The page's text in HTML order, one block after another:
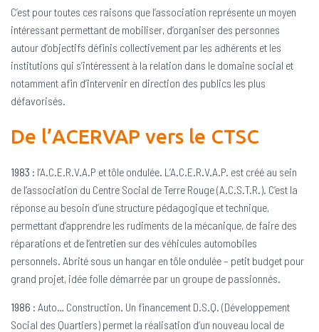
C’est pour toutes ces raisons que l’association représente un moyen
intéressant permettant de mobiliser, d’organiser des personnes
autour d’objectifs définis collectivement par les adhérents et les
institutions qui s’intéressent à la relation dans le domaine social et
notamment afin d’intervenir en direction des publics les plus
défavorisés.
De l’ACERVAP vers le CTSC
1983 : l’A.C.E.R.V.A.P et tôle ondulée. L’A.C.E.R.V.A.P. est créé au sein
de l’association du Centre Social de Terre Rouge (A.C.S.T.R.). C’est la
réponse au besoin d’une structure pédagogique et technique,
permettant d’apprendre les rudiments de la mécanique, de faire des
réparations et de l’entretien sur des véhicules automobiles
personnels. Abrité sous un hangar en tôle ondulée – petit budget pour
grand projet, idée folle démarrée par un groupe de passionnés.
1986 : Auto… Construction. Un financement D.S.Q. (Développement
Social des Quartiers) permet la réalisation d’un nouveau local de